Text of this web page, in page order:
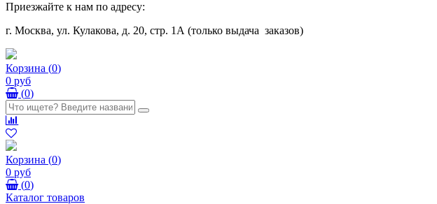
Приезжайте к нам по адресу:
г. Москва, ул. Кулакова, д. 20, стр. 1А (только выдача заказов)
Корзина (0)
0 руб
(0)
Корзина (0)
0 руб
(0)
Каталог товаров